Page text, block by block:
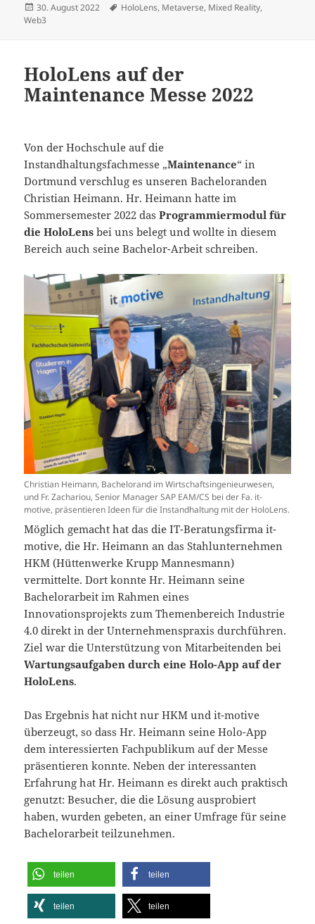
Veröffentlicht
am
30. August 2022 Schlagwörter
HoloLens, Metaverse, Mixed Reality,
Web3
HoloLens auf der
Maintenance Messe 2022
Von der Hochschule auf die
Instandhaltungsfachmesse „Maintenance“ in
Dortmund verschlug es unseren Bacheloranden
Christian Heimann. Hr. Heimann hatte im
Sommersemester 2022 dasProgrammiermodul für
die HoloLens bei uns belegt und wollte in diesem
Bereich auch seine Bachelor-Arbeit schreiben.
Christian Heimann, Bachelorand im Wirtschaftsingenieurwesen,
und Fr. Zachariou, Senior Manager SAP EAM/CS bei der Fa. it-
motive, präsentieren Ideen für die Instandhaltung mit der HoloLens.
Möglich gemacht hat das die IT-Beratungsfirma it-
motive, die Hr. Heimann an das Stahlunternehmen
HKM (Hüttenwerke Krupp Mannesmann)
vermittelte. Dort konnte Hr. Heimann seine
Bachelorarbeit im Rahmen eines
Innovationsprojekts zum Themenbereich Industrie
4.0 direkt in der Unternehmenspraxis durchführen.
Ziel war die Unterstützung von Mitarbeitenden bei
Wartungsaufgaben durch eine Holo-App auf der
HoloLens.
Das Ergebnis hat nicht nur HKM und it-motive
überzeugt, so dass Hr. Heimann seine Holo-App
dem interessierten Fachpublikum auf der Messe
präsentieren konnte. Neben der interessanten
Erfahrung hat Hr. Heimann es direkt auch praktisch
genutzt: Besucher, die die Lösung ausprobiert
haben, wurden gebeten, an einer Umfrage für seine
Bachelorarbeit teilzunehmen.
teilen teilen
teilen teilen